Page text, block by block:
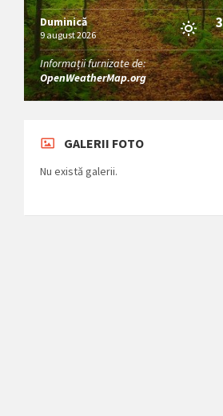
Duminică
9 august 2026
Informații furnizate de:
OpenWeatherMap.org
GALERII FOTO
Nu există galerii.